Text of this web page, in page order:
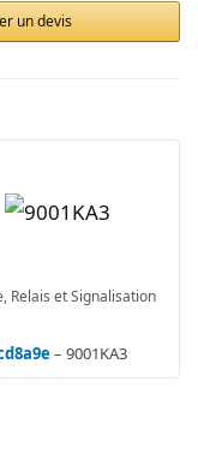
un devis
Relais et Signalisation
– 9001KA3